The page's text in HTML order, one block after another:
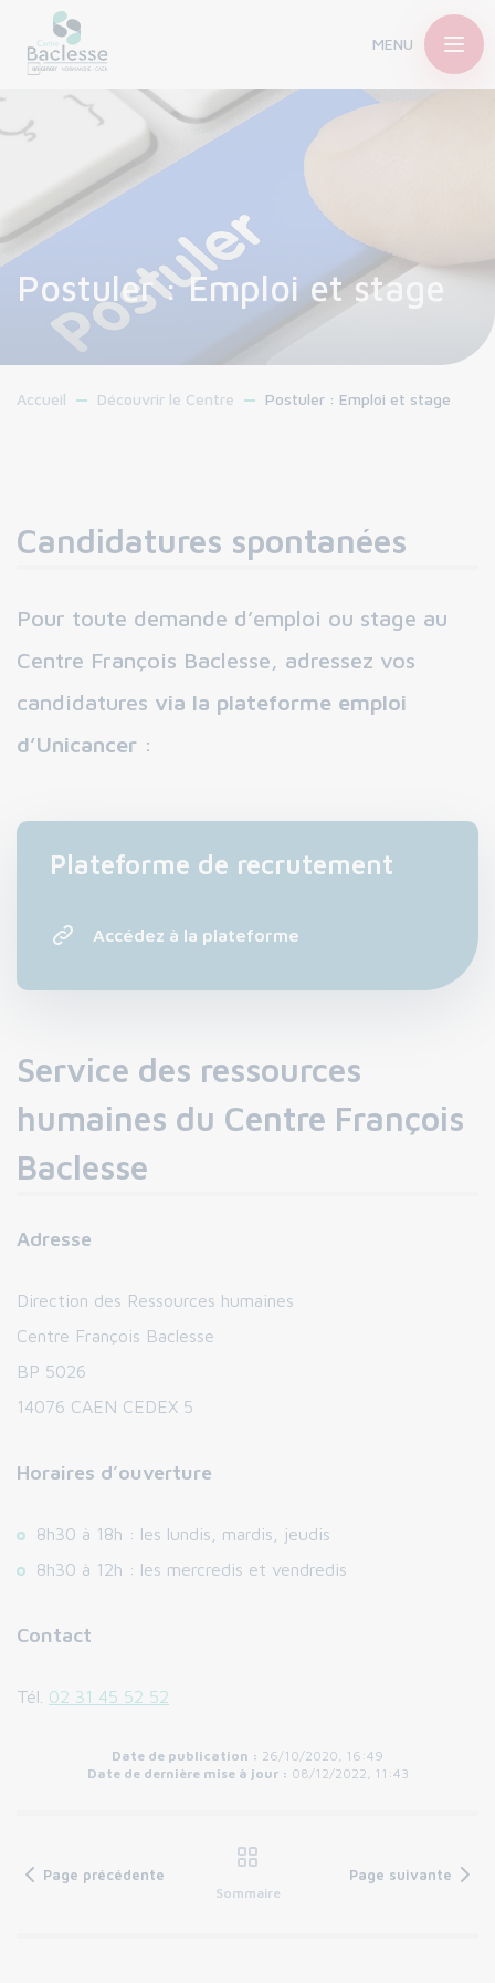
MENU
Postuler : Emploi et stage
Accueil Découvrir le Centre Postuler : Emploi et stage
Candidatures spontanées
Pour toute demande d’emploi ou stage au
Centre François Baclesse, adressez vos
candidatures via la plateforme emploi
d’Unicancer :
Plateforme de recrutement
Accédez à la plateforme
Service des ressources
humaines du Centre François
Baclesse
Adresse
Direction des Ressources humaines
Centre François Baclesse
BP 5026
14076 CAEN CEDEX 5
Horaires d’ouverture
8h30 à 18h : les lundis, mardis, jeudis
8h30 à 12h : les mercredis et vendredis
Contact
Tél. 02 31 45 52 52
Date de publication : 26/10/2020, 16:49
Date de dernière mise à jour : 08/12/2022, 11:43
Page précédente
Sommaire
Page suivante